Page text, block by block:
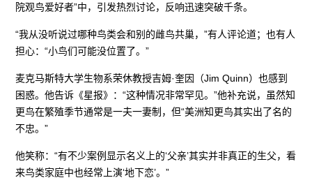
院观鸟爱好者”中，引发热烈讨论，反响迅速突破千条。
“我从没听说过哪种鸟类会和别的雌鸟共巢，”有人评论道；也有人
担心：“小鸟们可能没位置了。”
麦克马斯特大学生物系荣休教授吉姆·奎因（Jim Quinn）也感到
困惑。他告诉《星报》：“这种情况非常罕见。”他补充说，虽然知
更鸟在繁殖季节通常是一夫一妻制，但“美洲知更鸟其实出了名的
不忠。”
他笑称：“有不少案例显示名义上的‘父亲’其实并非真正的生父，看
来鸟类家庭中也经常上演‘地下恋’。”